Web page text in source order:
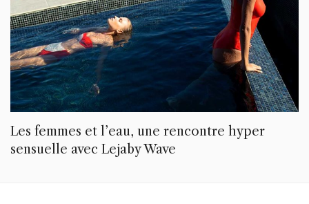
Les femmes et l’eau, une rencontre hyper
sensuelle avec Lejaby Wave